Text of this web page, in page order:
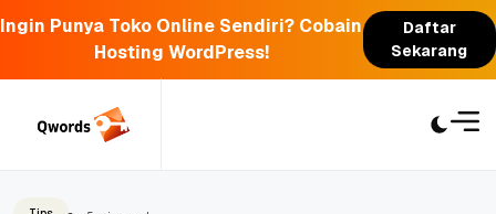
Ingin Punya Toko Online Sendiri? Cobain
Hosting WordPress!
Daftar
Sekarang